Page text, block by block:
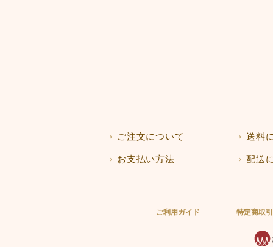
ご注文について
お支払い方法
送料
配送
ご利用ガイド 特定商取